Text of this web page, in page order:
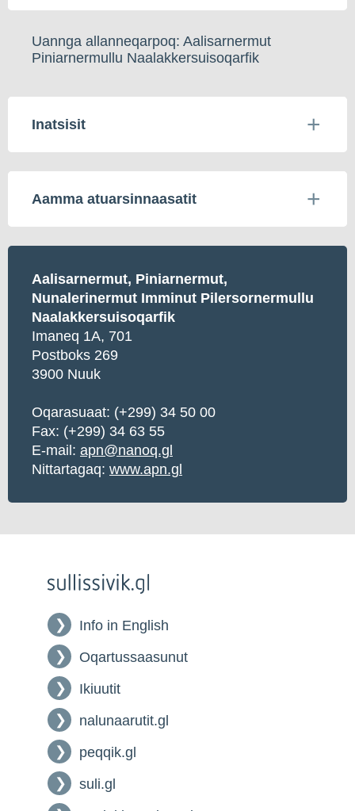
Uannga allanneqarpoq: Aalisarnermut
Piniarnermullu Naalakkersuisoqarfik
Inatsisit
Aamma atuarsinnaasatit
Aalisarnermut, Piniarnermut,
Nunalerinermut Imminut Pilersornermullu
Naalakkersuisoqarfik
Imaneq 1A, 701
Postboks 269
3900 Nuuk
Oqarasuaat: (+299) 34 50 00
Fax: (+299) 34 63 55
E-mail: apn@nanoq.gl
Nittartagaq: www.apn.gl
Info in English
Oqartussaasunut
Ikiuutit
nalunaarutit.gl
peqqik.gl
suli.gl